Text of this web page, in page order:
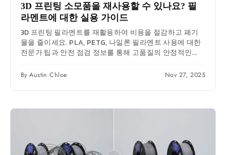
3D 프린팅 소모품을 재사용할 수 있나요? 필
라멘트에 대한 실용 가이드
3D 프린팅 필라멘트를 재활용하여 비용을 절감하고 폐기
물을 줄이세요. PLA, PETG, 나일론 필라멘트 사용에 대한
전문가 팁과 안전 점검 정보를 통해 고품질의 안정적인...
By Austin Chloe Nov 27, 2025